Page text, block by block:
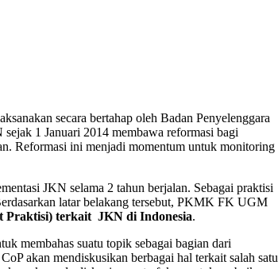
secara bertahap oleh Badan Penyelenggara
1 Januari 2014 membawa reformasi bagi
Reformasi ini menjadi momentum untuk monitoring
JKN selama 2 tahun berjalan. Sebagai praktisi
latar belakang tersebut, PKMK FK UGM
Praktisi) terkait JKN di Indonesia.
membahas suatu topik sebagai bagian dari
akan mendiskusikan berbagai hal terkait salah satu